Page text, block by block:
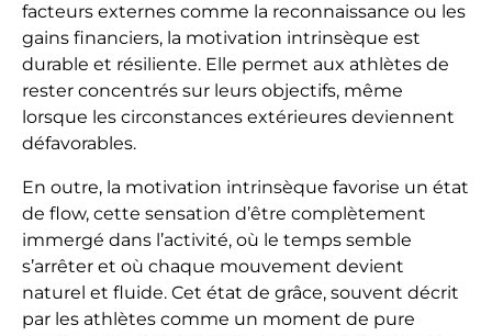
facteurs externes comme la reconnaissance ou les
gains financiers, la motivation intrinsèque est
durable et résiliente. Elle permet aux athlètes de
rester concentrés sur leurs objectifs, même
lorsque les circonstances extérieures deviennent
défavorables.
En outre, la motivation intrinsèque favorise un état
de flow, cette sensation d’être complètement
immergé dans l’activité, où le temps semble
s’arrêter et où chaque mouvement devient
naturel et fluide. Cet état de grâce, souvent décrit
par les athlètes comme un moment de pure